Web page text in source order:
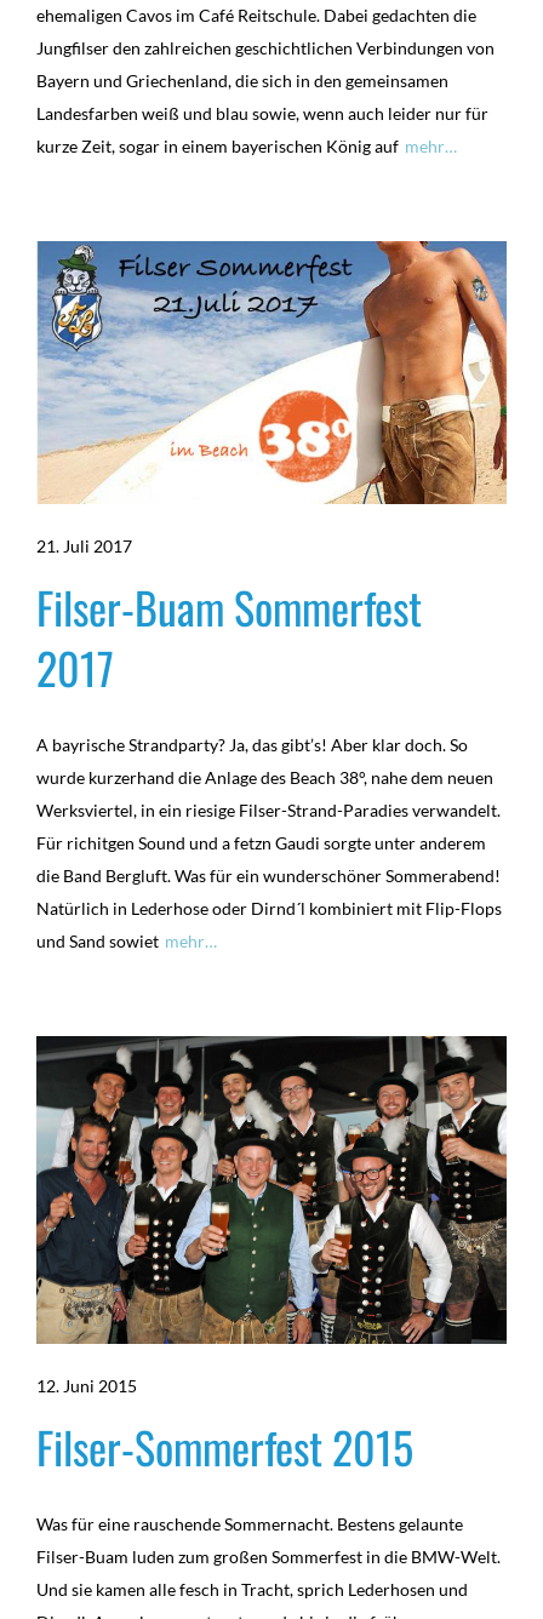
ehemaligen Cavos im Café Reitschule. Dabei gedachten die
Jungfilser den zahlreichen geschichtlichen Verbindungen von
Bayern und Griechenland, die sich in den gemeinsamen
Landesfarben weiß und blau sowie, wenn auch leider nur für
kurze Zeit, sogar in einem bayerischen König auf mehr…
21. Juli 2017
Filser-Buam Sommerfest
2017
A bayrische Strandparty? Ja, das gibt’s! Aber klar doch. So
wurde kurzerhand die Anlage des Beach 38°, nahe dem neuen
Werksviertel, in ein riesige Filser-Strand-Paradies verwandelt.
Für richitgen Sound und a fetzn Gaudi sorgte unter anderem
die Band Bergluft. Was für ein wunderschöner Sommerabend!
Natürlich in Lederhose oder Dirnd´l kombiniert mit Flip-Flops
und Sand sowiet mehr…
12. Juni 2015
Filser-Sommerfest 2015
Was für eine rauschende Sommernacht. Bestens gelaunte
Filser-Buam luden zum großen Sommerfest in die BMW-Welt.
Und sie kamen alle fesch in Tracht, sprich Lederhosen und